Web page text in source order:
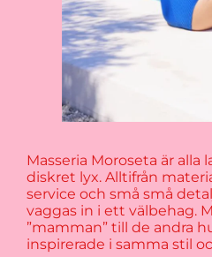
Masseria Moroseta är
diskret lyx. Alltifrån
service och små små
vaggas in i ett välbehag.
”mamman” till de andra
inspirerade i samma stil